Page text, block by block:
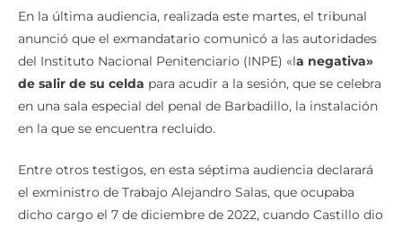
En la última audiencia, realizada este martes, el tribunal
anunció que el exmandatario comunicó a las autoridades
del Instituto Nacional Penitenciario (INPE) «la negativa»
de salir de su celda para acudir a la sesión, que se celebra
en una sala especial del penal de Barbadillo, la instalación
en la que se encuentra recluido.
Entre otros testigos, en esta séptima audiencia declarará
el exministro de Trabajo Alejandro Salas, que ocupaba
dicho cargo el 7 de diciembre de 2022, cuando Castillo dio